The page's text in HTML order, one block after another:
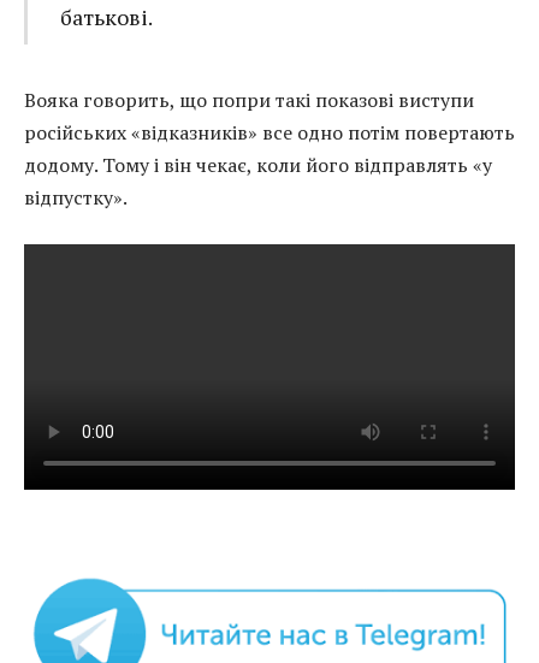
батькові.
Вояка говорить, що попри такі показові виступи
російських «відказників» все одно потім повертають
додому. Тому і він чекає, коли його відправлять «у
відпустку».